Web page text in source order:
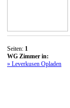
Seiten: 1
WG Zimmer in:
» Leverkusen Opladen